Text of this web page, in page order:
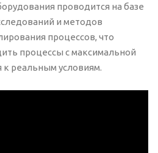
проводится на базе
и методов
процессов, что
процессы с максимальной
реальным условиям.